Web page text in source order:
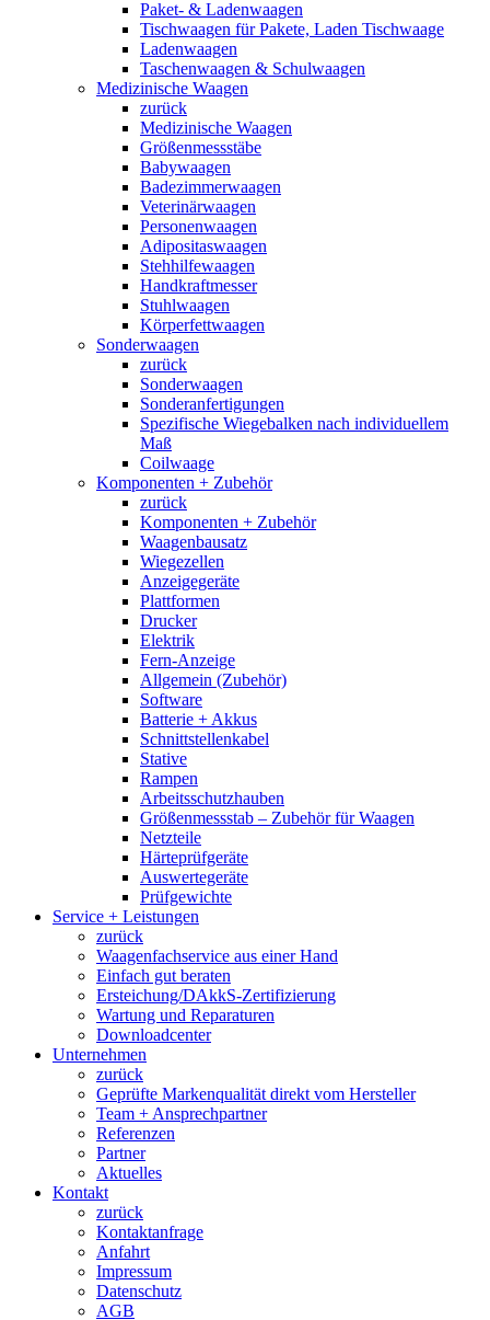
Paket- & Ladenwaagen
Tischwaagen für Pakete, Laden Tischwaage
Ladenwaagen
Taschenwaagen & Schulwaagen
Medizinische Waagen
zurück
Medizinische Waagen
Größenmessstäbe
Babywaagen
Badezimmerwaagen
Veterinärwaagen
Personenwaagen
Adipositaswaagen
Stehhilfewaagen
Handkraftmesser
Stuhlwaagen
Körperfettwaagen
Sonderwaagen
zurück
Sonderwaagen
Sonderanfertigungen
Spezifische Wiegebalken nach individuellem
Maß
Coilwaage
Komponenten + Zubehör
zurück
Komponenten + Zubehör
Waagenbausatz
Wiegezellen
Anzeigegeräte
Plattformen
Drucker
Elektrik
Fern-Anzeige
Allgemein (Zubehör)
Software
Batterie + Akkus
Schnittstellenkabel
Stative
Rampen
Arbeitsschutzhauben
Größenmessstab – Zubehör für Waagen
Netzteile
Härteprüfgeräte
Auswertegeräte
Prüfgewichte
Service + Leistungen
zurück
Waagenfachservice aus einer Hand
Einfach gut beraten
Ersteichung/DAkkS-Zertifizierung
Wartung und Reparaturen
Downloadcenter
Unternehmen
zurück
Geprüfte Markenqualität direkt vom Hersteller
Team + Ansprechpartner
Referenzen
Partner
Aktuelles
Kontakt
zurück
Kontaktanfrage
Anfahrt
Impressum
Datenschutz
AGB